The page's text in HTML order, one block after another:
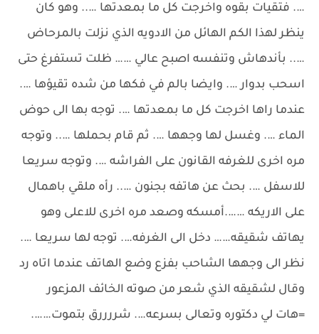
…. فتقيات بقوه واخرجت كل ما بمعدتها ….. وهو كان
ينظر لهذا الكم الهائل من الادويه الذي نزلت بالمرحاض
….. بأندهاش وتنفسه اصبح عالي …… ظلت تستفرغ حتى
اسحب بدوار …. وايضا بالم في فكها من شده تقيؤها ….
عندما راها اخرجت كل ما بمعدتها …. توجه بها الى حوض
الماء …. وغسل لها وجهها …. ثم قام بحملها ….. وتوجه
مره اخرى للغرفه القانون على الفراشه …. وتوجه سريعا
للاسفل …. بحث عن هاتفه بجنون ….. رأه ملقي باهمال
على الاريكه …….أمسكه وصعد مره اخرى للاعلى وهو
يهاتف شقيقه…… دخل الى الغرفه…. توجه لها سريعا ….
نظر الى وجهها الشاحب بفزع وضع الهاتف عندما اتاه رد
وقال لشقيقه الذي شعر من صوته الخائف المزعور
=هات لي دكتوره وتعالى بسرعه…. شررررق بتموت…….